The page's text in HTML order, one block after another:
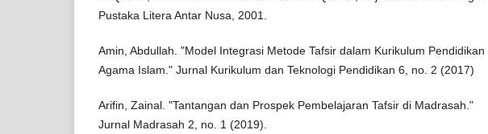
Pustaka Litera Antar Nusa, 2001.
Amin, Abdullah. "Model Integrasi Metode Tafsir dalam Kurikulum Pendidikan
Agama Islam." Jurnal Kurikulum dan Teknologi Pendidikan 6, no. 2 (2017)
Arifin, Zainal. "Tantangan dan Prospek Pembelajaran Tafsir di Madrasah."
Jurnal Madrasah 2, no. 1 (2019).